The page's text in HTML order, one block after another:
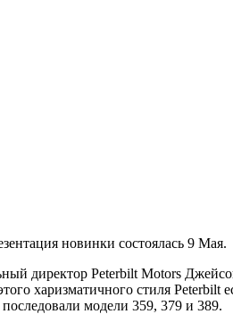
новинки состоялась 9 Мая.
директор Peterbilt Motors
харизматичного стиля Peterbilt
модели 359, 379 и 389.